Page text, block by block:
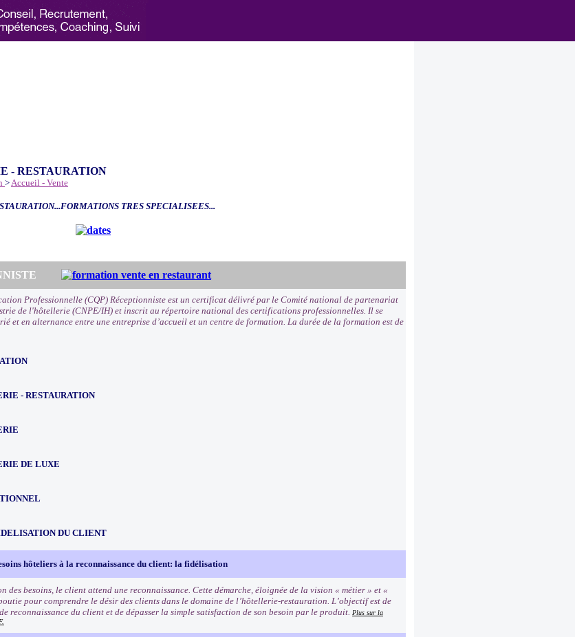
- RESTAURATION
>Accueil - Vente
TRES SPECIALISEES...
Professionnelle (CQP) Réceptionniste est un certificat délivré par le Comité national de partenariat
de l'hôtellerie (CNPE/IH) et inscrit au répertoire national des certifications professionnelles. Il se
et en alternance entre une entreprise d’accueil et un centre de formation. La durée de la formation est de
- RESTAURATION
DE LUXE
DU CLIENT
hôteliers à la reconnaissance du client: la fidélisation
des besoins, le client attend une reconnaissance. Cette démarche, éloignée de la vision « métier » et «
pour comprendre le désir des clients dans le domaine de l’hôtellerie-restauration. L’objectif est de
reconnaissance du client et de dépasser la simple satisfaction de son besoin par le produit. Plus sur la